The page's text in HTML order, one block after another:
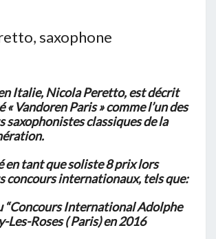
saxophone
Italie, Nicola Peretto, est décrit
« Vandoren Paris » comme l’un des
saxophonistes classiques de la
en tant que soliste 8 prix lors
concours internationaux, tels que:
“Concours International Adolphe
Les-Roses ( Paris) en 2016